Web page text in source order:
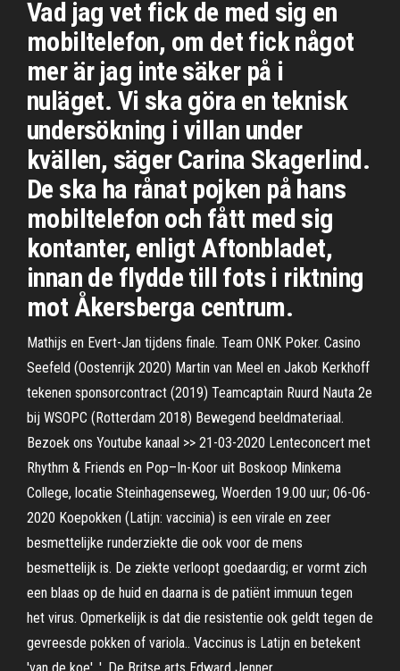
Vad jag vet fick de med sig en
mobiltelefon, om det fick något
mer är jag inte säker på i
nuläget. Vi ska göra en teknisk
undersökning i villan under
kvällen, säger Carina Skagerlind.
De ska ha rånat pojken på hans
mobiltelefon och fått med sig
kontanter, enligt Aftonbladet,
innan de flydde till fots i riktning
mot Åkersberga centrum.
Mathijs en Evert-Jan tijdens finale. Team ONK Poker. Casino
Seefeld (Oostenrijk 2020) Martin van Meel en Jakob Kerkhoff
tekenen sponsorcontract (2019) Teamcaptain Ruurd Nauta 2e
bij WSOPC (Rotterdam 2018) Bewegend beeldmateriaal.
Bezoek ons Youtube kanaal >> 21-03-2020 Lenteconcert met
Rhythm & Friends en Pop–In-Koor uit Boskoop Minkema
College, locatie Steinhagenseweg, Woerden 19.00 uur; 06-06-
2020 Koepokken (Latijn: vaccinia) is een virale en zeer
besmettelijke runderziekte die ook voor de mens
besmettelijk is. De ziekte verloopt goedaardig; er vormt zich
een blaas op de huid en daarna is de patiënt immuun tegen
het virus. Opmerkelijk is dat die resistentie ook geldt tegen de
gevreesde pokken of variola.. Vaccinus is Latijn en betekent